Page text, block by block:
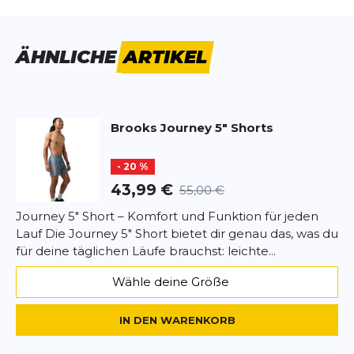
Rezension
Rezension
*Pflichtfelder
BEWERTUNG HINZUFÜGEN
Datenschutzbestimmungen undNutzungsbedingungen
ÄHNLICHEARTIKEL
BrooksJourney 5" Shorts
- 20 %
43,99 € 55,00 €
Journey 5" Short – Komfort und Funktion für jeden
Lauf Die Journey 5" Short bietet dir genau das, was du
für deine täglichen Läufe brauchst: leichte...
Wähle deine Größe
IN DEN WARENKORB